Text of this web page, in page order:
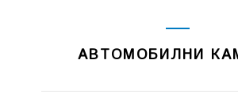
АВТОМОБИЛНИ